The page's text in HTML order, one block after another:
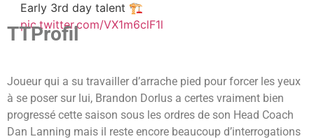
Early 3rd day talent 🏗
pic.twitter.com/VX1m6clF1l
TTProfil
Joueur qui a su travailler d’arrache pied pour forcer les yeux
à se poser sur lui, Brandon Dorlus a certes vraiment bien
progressé cette saison sous les ordres de son Head Coach
Dan Lanning mais il reste encore beaucoup d’interrogations